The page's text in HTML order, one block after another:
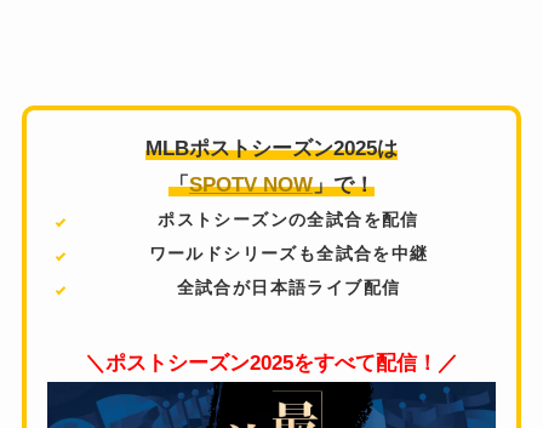
MLBポストシーズン2025は
「SPOTV NOW」で！
ポストシーズンの全試合を配信
ワールドシリーズも全試合を中継
全試合が日本語ライブ配信
＼ポストシーズン2025をすべて配信！／